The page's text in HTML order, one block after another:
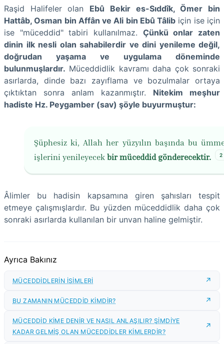
Raşid Halifeler olan Ebû Bekir es-Sıddîk, Ömer bin
Hattâb, Osman bin Affân ve Ali bin Ebû Tâlib için ise için
ise "müceddid" tabiri kullanılmaz. Çünkü onlar zaten
dinin ilk nesli olan sahabilerdir ve dini yenileme değil,
doğrudan yaşama ve uygulama döneminde
bulunmuşlardır. Müceddidlik kavramı daha çok sonraki
asırlarda, dinde bazı zayıflama ve bozulmalar ortaya
çıktıktan sonra anlam kazanmıştır. Nitekim meşhur
hadiste Hz. Peygamber (sav) şöyle buyurmuştur:
Şüphesiz ki, Allah her yüzyılın başında bu
işlerini yenileyecek bir müceddid gönderecektir. 2
Âlimler bu hadisin kapsamına giren şahısları tespit
etmeye çalışmışlardır. Bu yüzden müceddidlik daha çok
sonraki asırlarda kullanılan bir unvan haline gelmiştir.
Ayrıca Bakınız
MÜCEDDİDLERİN İSİMLERİ
BU ZAMANIN MÜCEDDİD KİMDİR?
MÜCEDDİD KİME DENİR VE NASIL ANLAŞILIR? ŞİMDİYE
KADAR GELMİŞ OLAN MÜCEDDİDLER KİMLERDİR?